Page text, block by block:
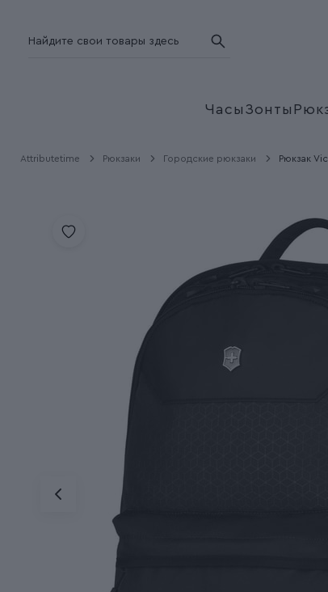
Часы Зонты
Attributetime Рюкзаки Городские рюкзаки Рюкзак